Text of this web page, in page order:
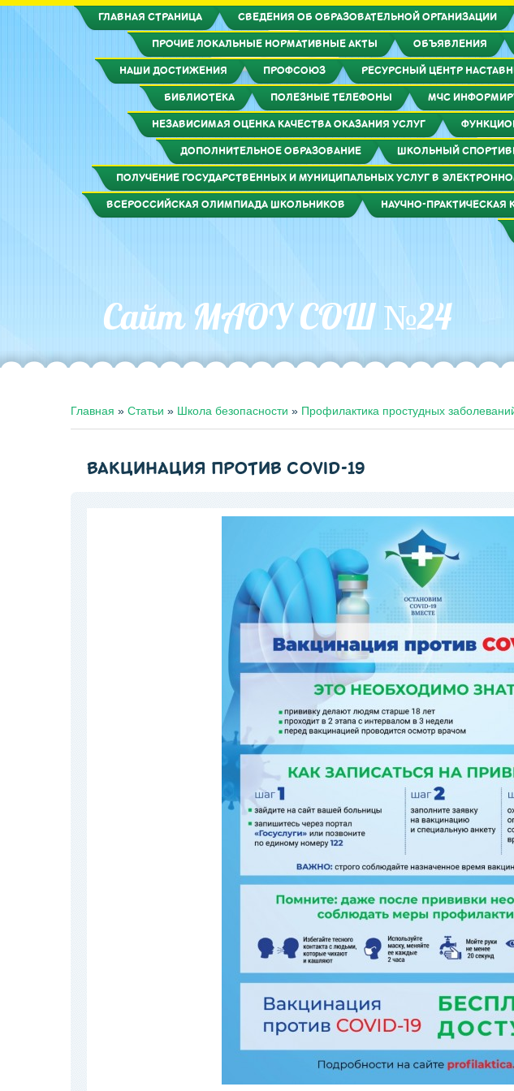
ГЛАВНАЯ СТРАНИЦА СВЕДЕНИЯ ОБ ОБРАЗОВАТЕЛЬНОЙ ОРГАНИЗАЦИИ
ПРОЧИЕ ЛОКАЛЬНЫЕ НОРМАТИВНЫЕ АКТЫ ОБЪЯВЛЕНИЯ
НАШИ ДОСТИЖЕНИЯ ПРОФСОЮЗ РЕСУРСНЫЙ ЦЕНТР
БИБЛИОТЕКА ПОЛЕЗНЫЕ ТЕЛЕФОНЫ МЧС
НЕЗАВИСИМАЯ ОЦЕНКА КАЧЕСТВА ОКАЗАНИЯ УСЛУГ
ДОПОЛНИТЕЛЬНОЕ ОБРАЗОВАНИЕ ШКОЛЬНЫЙ
ПОЛУЧЕНИЕ ГОСУДАРСТВЕННЫХ И МУНИЦИПАЛЬНЫХ УСЛУГ В
ВСЕРОССИЙСКАЯ ОЛИМПИАДА ШКОЛЬНИКОВ НАУЧНО-
Сайт МАОУ СОШ №24
Главная » Статьи » Школа безопасности » Профилактика простудных
ВАКЦИНАЦИЯ ПРОТИВ COVID-19